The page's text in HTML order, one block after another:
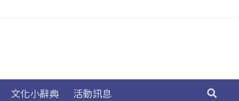
文化小辭典 活動訊息